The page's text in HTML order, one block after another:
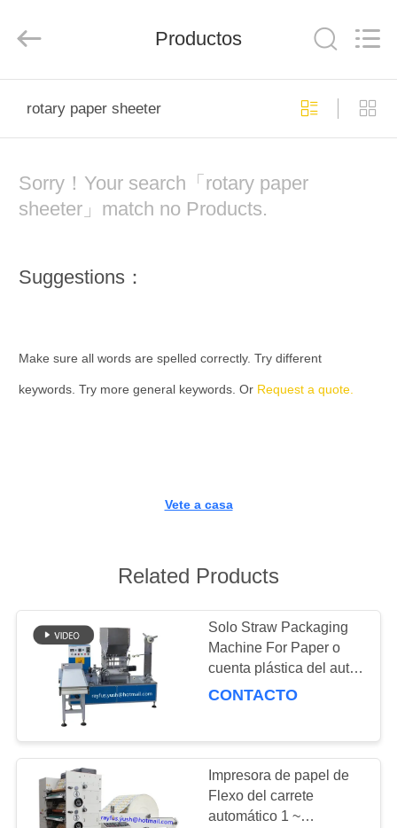
SOBRE
VIAJE
LA
FÁBRICA
CONTACTO
CON
NOTICIAS
PIDA
UNA
CITA
YUSH
CARTON
All
Reserved.
Productos
rotary paper sheeter
Sorry！Your search「rotary paper
sheeter」match no Products.
Suggestions：
Make sure all words are spelled correctly. Try different
keywords. Try more general keywords. Or Request a quote.
Vete a casa
Related Products
Solo Straw Packaging
Machine For Paper o
cuenta plástica del auto
de la eficacia alta
CONTACTO
Impresora de papel de
Flexo del carrete
automático 1 ~